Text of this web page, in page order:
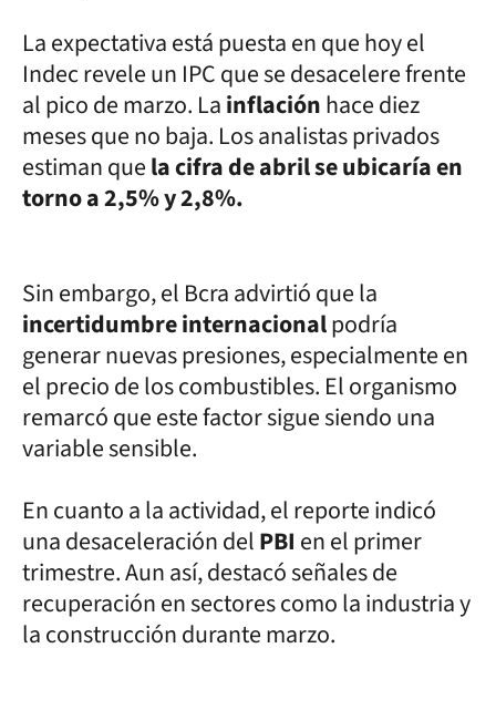
La expectativa está puesta en que hoy el
Indec revele un IPC que se desacelere frente
al pico de marzo. Lainflaciónhace diez
meses que no baja. Los analistas privados
estiman quela cifra de abril se ubicaría en
torno a 2,5% y 2,8%.
Sin embargo, el Bcra advirtió que la
incertidumbre internacionalpodría
generar nuevas presiones, especialmente en
el precio de los combustibles. El organismo
remarcó que este factor sigue siendo una
variable sensible.
En cuanto a la actividad, el reporte indicó
una desaceleración delPBI en el primer
trimestre. Aun así, destacó señales de
recuperación en sectores como la industria y
la construcción durante marzo.